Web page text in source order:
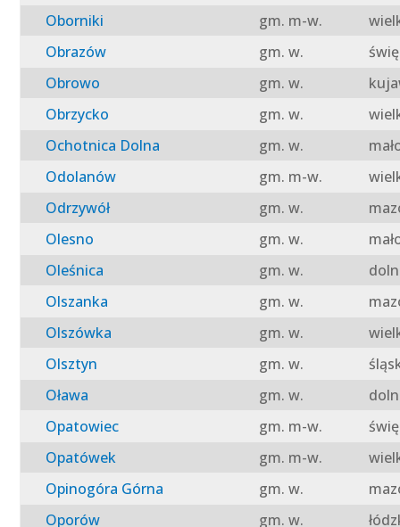
Oborniki
gm. m-w.
Obrazów
gm. w.
Obrowo
gm. w.
Obrzycko
gm. w.
Ochotnica Dolna
gm. w.
Odolanów
gm. m-w.
Odrzywół
gm. w.
Olesno
gm. w.
Oleśnica
gm. w.
Olszanka
gm. w.
Olszówka
gm. w.
Olsztyn
gm. w.
Oława
gm. w.
Opatowiec
gm. m-w.
Opatówek
gm. m-w.
Opinogóra Górna
gm. w.
Oporów
gm. w.